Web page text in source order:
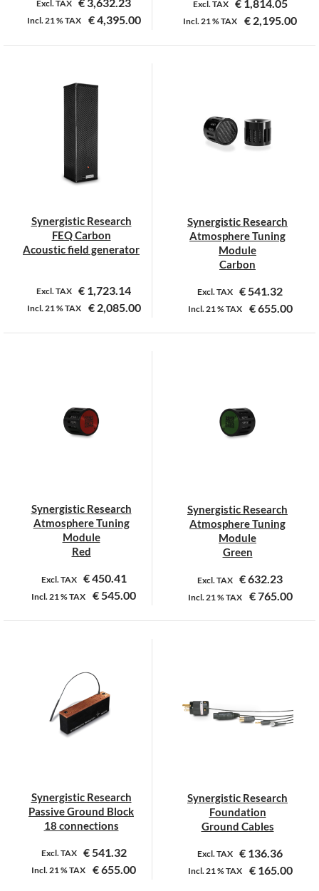
Excl. TAX
Incl.21 %TAX €4,395.00
Dit
heeft
meerdere
variaties.
Deze
optie
kan
gekozen
de
productpagina
Excl. TAX €1,814.05
Incl.21 %TAX € 2,195.00
Dit
Deze
optie
de
productpagina
Synergistic Research
FEQ Carbon
Acoustic field generator
Excl. TAX € 1,723.14
Incl.21 %TAX €2,085.00
Synergistic Research
Atmosphere Tuning
Module
Carbon
Excl. TAX €541.32
Incl.21 %TAX €655.00
Synergistic Research
Atmosphere Tuning
Module
Red
Excl. TAX €450.41
Incl.21 %TAX €545.00
Synergistic Research
Atmosphere Tuning
Module
Green
Excl. TAX €632.23
Incl.21 %TAX €765.00
Synergistic Research
Passive Ground Block
18 connections
Excl. TAX €541.32
Incl.21 %TAX €655.00
Synergistic Research
Foundation
Ground Cables
Excl. TAX € 136.36
Incl.21 %TAX €165.00